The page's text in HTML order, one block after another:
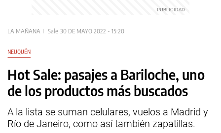
LA MAÑANA Sale 30 DE MAYO 2022 - 15:20
NEUQUÉN
Hot Sale: pasajes a Bariloche, uno
de los productos más buscados
A la lista se suman celulares, vuelos a Madrid y
Río de Janeiro, como así también zapatillas.